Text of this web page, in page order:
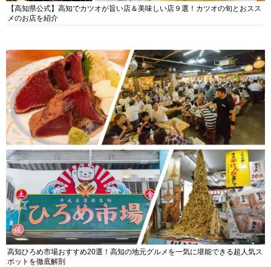
【高知県公式】高知でカツオが旨い店＆美味しい店９選！カツオの旬とおスス
メのお店を紹介
高知ひろめ市場おすすめ20選！高知の地元グルメを一気に堪能できる超人気ス
ポットを徹底解剖